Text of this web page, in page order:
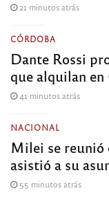
21 minutos atrás
CÓRDOBA
Dante Rossi
que alquilan en
41 minutos atrás
NACIONAL
Milei se reunió
asistió a su
55 minutos atrás